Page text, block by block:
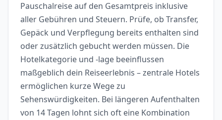
Pauschalreise auf den Gesamtpreis inklusive
aller Gebühren und Steuern. Prüfe, ob Transfer,
Gepäck und Verpflegung bereits enthalten sind
oder zusätzlich gebucht werden müssen. Die
Hotelkategorie und -lage beeinflussen
maßgeblich dein Reiseerlebnis – zentrale Hotels
ermöglichen kurze Wege zu
Sehenswürdigkeiten. Bei längeren Aufenthalten
von 14 Tagen lohnt sich oft eine Kombination